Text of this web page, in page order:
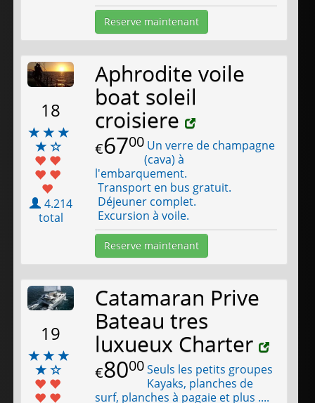
Reserve maintenant
18
4.214
total
Aphrodite voile
boat soleil
croisiere
€6700 Un verre de champagne
(cava) à
l'embarquement.
Transport en bus gratuit.
Déjeuner complet.
Excursion à voile.
Reserve maintenant
19
Catamaran Prive
Bateau tres
luxueux Charter
€8000Seuls les petits groupes
Kayaks, planches de
surf, planches à pagaie et plus ....